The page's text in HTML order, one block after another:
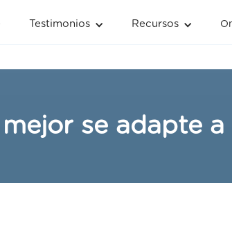
Testimonios Recursos
se adapte